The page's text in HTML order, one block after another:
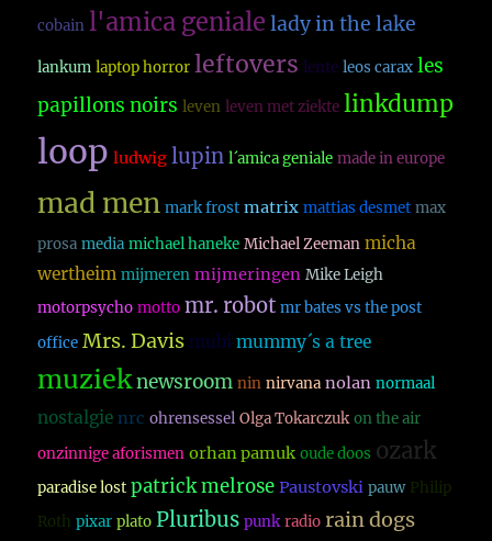
cobain l'amica geniale lady in the lake
lankum laptop horror leftovers lente leos carax les
papillons noirs leven leven met ziekte linkdump
loop ludwig lupin l´amica geniale made in europe
mad men mark frost matrix mattias desmet max
prosa media michael haneke Michael Zeeman micha
wertheim mijmeren mijmeringen Mike Leigh
motorpsycho motto mr. robot mr bates vs the post
office Mrs. Davis mubi mummy´s a tree
muzieknewsroom nin nirvana nolan normaal
nostalgie nrc ohrensessel Olga Tokarczuk on the air
onzinnige aforismen orhan pamuk oude doos ozark
paradise lost patrick melrose Paustovski pauw Philip
Roth pixar plato Pluribus punk radio rain dogs